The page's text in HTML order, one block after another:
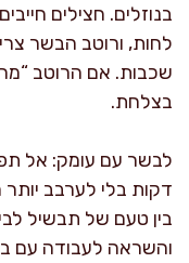
בנוזלים. חצילים
לחות, ורוטב הבשר
שכבות. אם הרוטב
בצלחת.
לבשר עם עומק: אל
דקות בלי לערבב
בין טעם של תבשיל
והשראה לעבודה עם